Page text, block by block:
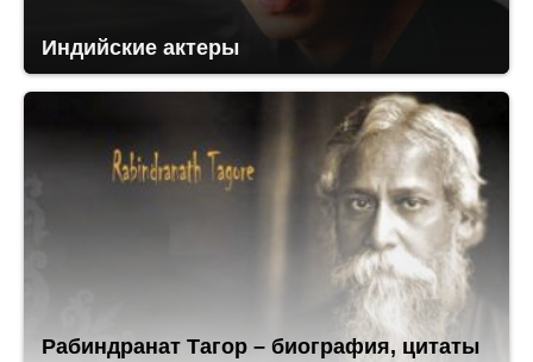
Индийские актеры
Рабиндранат Тагор – биография, цитаты